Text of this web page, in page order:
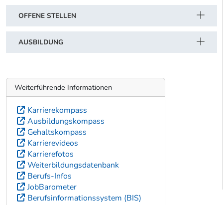
OFFENE STELLEN
AUSBILDUNG
Weiterführende Informationen
Karrierekompass
Ausbildungskompass
Gehaltskompass
Karrierevideos
Karrierefotos
Weiterbildungsdatenbank
Berufs-Infos
JobBarometer
Berufsinformationssystem (BIS)